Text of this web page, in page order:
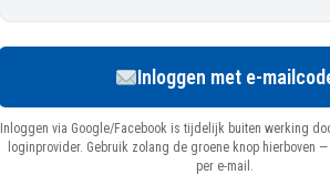
Inloggen met e-
Inloggen via Google/Facebook is tijdelijk buiten werking
loginprovider. Gebruik zolang de groene knop hierboven
per e-mail.